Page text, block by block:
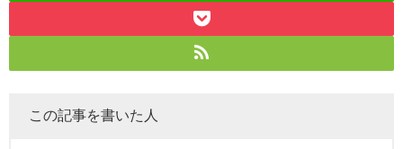
この記事を書いた人